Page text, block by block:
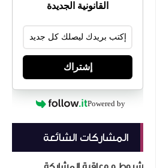
القانونية الجديدة
إشتراك
Powered by
المشاركات الشائعة